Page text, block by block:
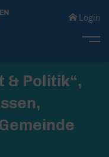
Login
& Politik“,